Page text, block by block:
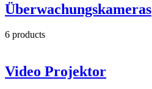
Überwachungskameras
6 products
Video Projektor